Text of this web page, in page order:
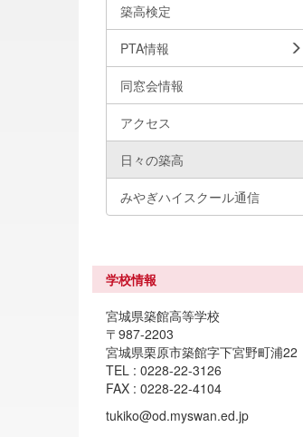
築高検定
PTA情報
同窓会情報
アクセス
日々の築高
みやぎハイスクール通信
学校情報
宮城県築館高等学校
〒987-2203
宮城県栗原市築館字下宮野町浦22
TEL : 0228-22-3126
FAX : 0228-22-4104
tukiko@od.myswan.ed.jp